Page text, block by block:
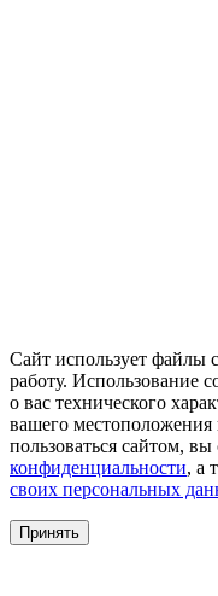
Сайт использует файлы
работу. Использование
о вас технического
вашего
пользоваться сайтом, вы
конфиденциальности, а
своих персональных
Принять